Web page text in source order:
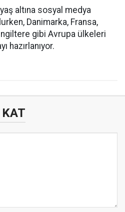
altına sosyal medya
Danimarka, Fransa,
gibi Avrupa ülkeleri
hazırlanıyor.